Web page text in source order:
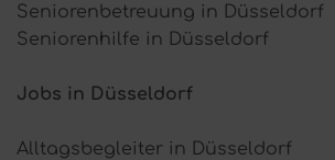
Seniorenbetreuung in Düsseldorf
Seniorenhilfe in Düsseldorf
Jobs in Düsseldorf
Alltagsbegleiter in Düsseldorf